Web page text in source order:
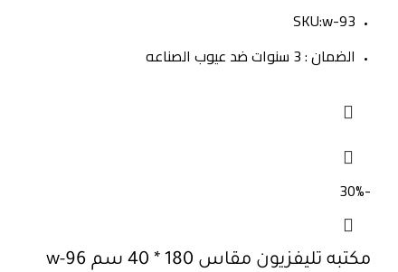
SKU:w-93
الضمان : 3 سنوات ضد عيوب الصناعه
-30%
مكتبه تليفزيون مقاس 180 * 40 سم w-96